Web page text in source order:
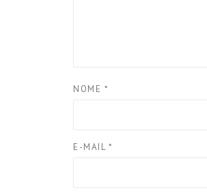
NOME *
E-MAIL *